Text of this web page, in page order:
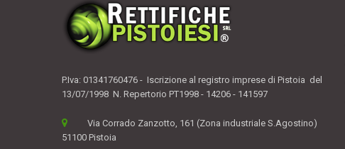
P.Iva: 01341760476 - Iscrizione al registro imprese di Pistoia del
13/07/1998 N. Repertorio PT1998 - 14206 - 141597
Via Corrado Zanzotto, 161 (Zona industriale S.Agostino)
51100 Pistoia